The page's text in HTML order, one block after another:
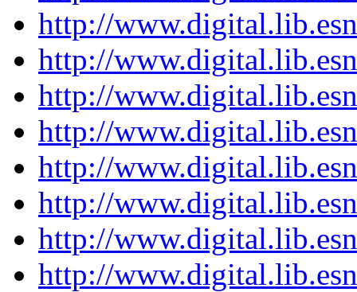
http://
http://
http://
http://
http://
http://
http://
http://